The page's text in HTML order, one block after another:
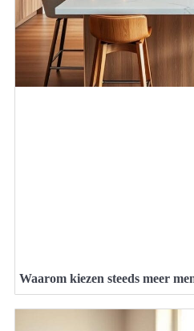
Waarom kiezen steeds meer